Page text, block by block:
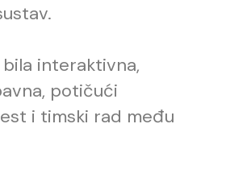
interaktivna,
potičući
i timski rad među